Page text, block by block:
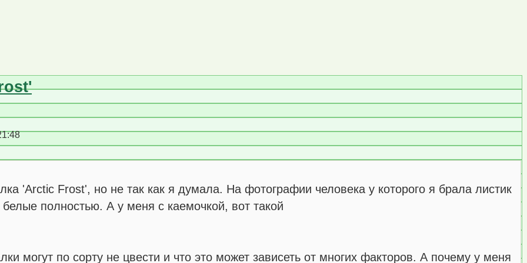
'Arctic Frost', но не так как я думала. На фотографии человека у которого я брала листик
полностью. А у меня с каемочкой, вот такой
могут по сорту не цвести и что это может зависеть от многих факторов. А почему у меня